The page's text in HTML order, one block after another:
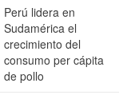
Perú lidera en
Sudamérica el
crecimiento del
consumo per cápita
de pollo